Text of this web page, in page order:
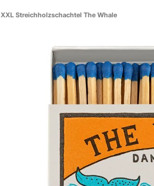
XXL Streichholzschachtel The Whale